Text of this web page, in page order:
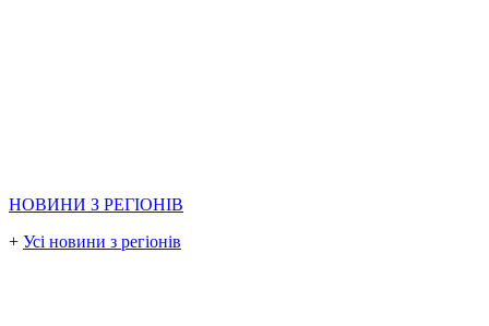
НОВИНИ З РЕГІОНІВ
+ Усі новини з регіонів